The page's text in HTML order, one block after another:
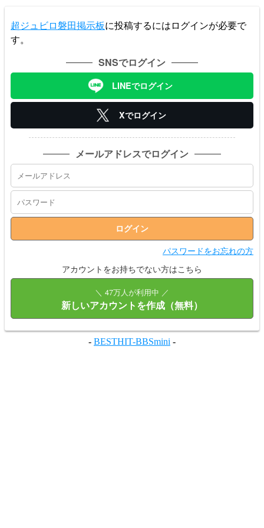
超ジュビロ磐田掲示板に投稿するにはログインが必要で
す。
SNSでログイン
LINEでログイン
Xでログイン
メールアドレスでログイン
パスワードをお忘れの方
アカウントをお持ちでない方はこちら
＼ 47万人が利用中 ／
新しいアカウントを作成（無料）
- BESTHIT-BBSmini -